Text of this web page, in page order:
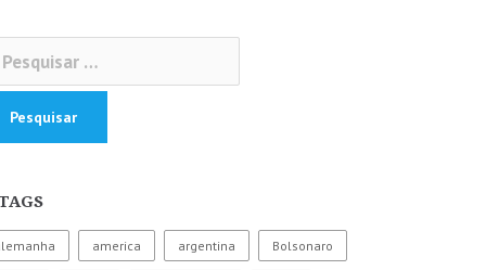
america argentina Bolsonaro